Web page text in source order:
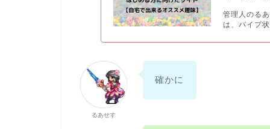
管理人のる
は、パイプ
るあせす
確かに